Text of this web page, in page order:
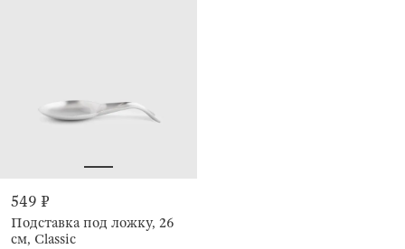
549 ₽
Подставка под ложку, 26
см, Classic